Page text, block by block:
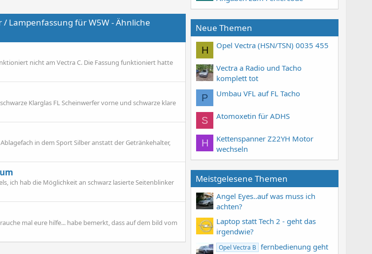
Lampenfassung für W5W - Ähnliche
nicht am Vectra C. Die Fassung funktioniert hatte
Klarglas FL Scheinwerfer vorne und schwarze klare
in dem Sport Silber anstatt der Getränkehalter,
ich hab die Möglichkeit an schwarz lasierte Seitenblinker
mal eure hilfe... habe bemerkt, dass auf dem bild vom
Neue Themen
H Opel Vectra (HSN/TSN) 0035 455
Vectra a Radio und Tacho
komplett tot
P Umbau VFL auf FL Tacho
S Atomoxetin für ADHS
H
Kettenspanner Z22YH Motor
wechseln
Meistgelesene Themen
Angel Eyes..auf was muss ich
achten?
Laptop statt Tech 2 - geht das
irgendwie?
Opel Vectra B fernbedienung geht